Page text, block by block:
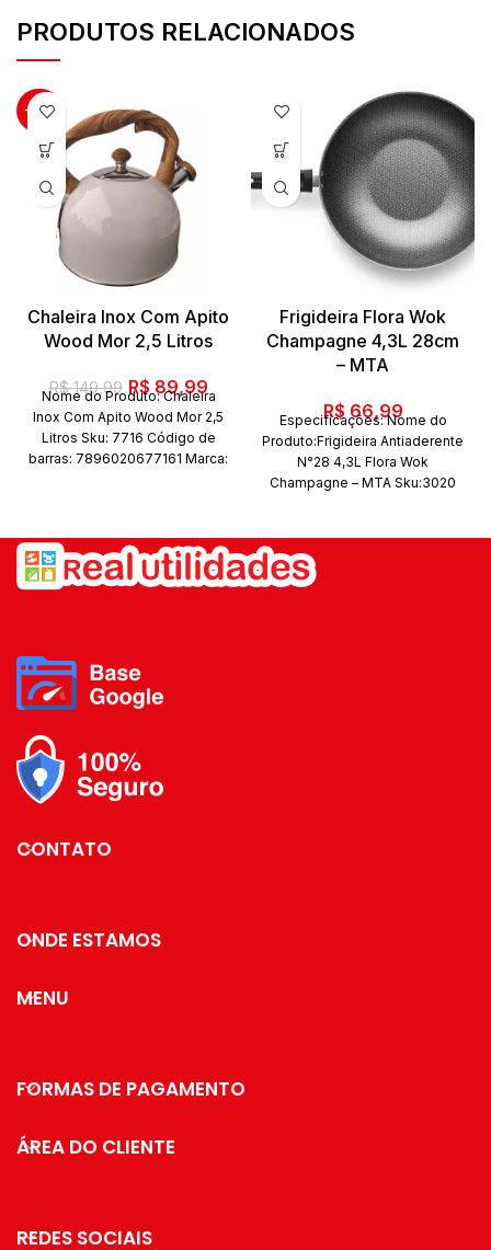
PRODUTOS RELACIONADOS
-40%
Chaleira Inox Com Apito
Wood Mor 2,5 Litros
R$149,99 O
preço
original
era:
R$ 89,99O
preço
atual
é:
R$ 89,99.
Nome do Produto: Chaleira
Inox Com Apito Wood Mor 2,5
Litros Sku: 7716 Código de
barras: 7896020677161 Marca:
wood bege Quantidade de
peças: 1 Peça
Frigideira Flora Wok
Champagne 4,3L 28cm
– MTA
R$ 66,99
Especificações: Nome do
Produto:Frigideira Antiaderente
N°28 4,3L Flora Wok
Champagne – MTA Sku:3020
com revestimento
antiaderente, cabo em
CONTATO
ONDE ESTAMOS
MENU
FORMAS DE PAGAMENTO
ÁREA DO CLIENTE
REDES SOCIAIS